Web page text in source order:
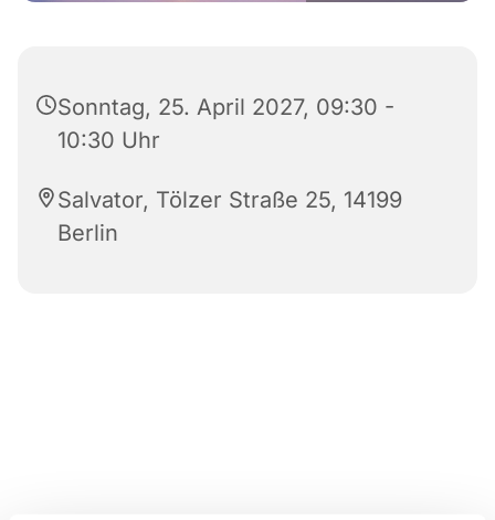
Sonntag, 25. April 2027, 09:30 -
10:30 Uhr
Salvator, Tölzer Straße 25, 14199
Berlin